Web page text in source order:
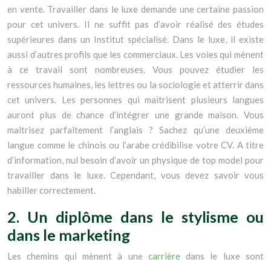
en vente. Travailler dans le luxe demande une certaine passion
pour cet univers. Il ne suffit pas d’avoir réalisé des études
supérieures dans un Institut spécialisé. Dans le luxe, il existe
aussi d’autres profils que les commerciaux. Les voies qui mènent
à ce travail sont nombreuses. Vous pouvez étudier les
ressources humaines, les lettres ou la sociologie et atterrir dans
cet univers. Les personnes qui maitrisent plusieurs langues
auront plus de chance d’intégrer une grande maison. Vous
maitrisez parfaitement l’anglais ? Sachez qu’une deuxième
langue comme le chinois ou l’arabe crédibilise votre CV. A titre
d’information, nul besoin d’avoir un physique de top model pour
travailler dans le luxe. Cependant, vous devez savoir vous
habiller correctement.
2. Un diplôme dans le stylisme ou
dans le marketing
Les chemins qui mènent à une carrièredans le luxe sont